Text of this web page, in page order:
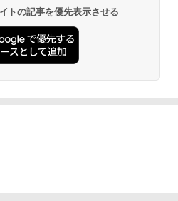
トの記事を優先表示させる